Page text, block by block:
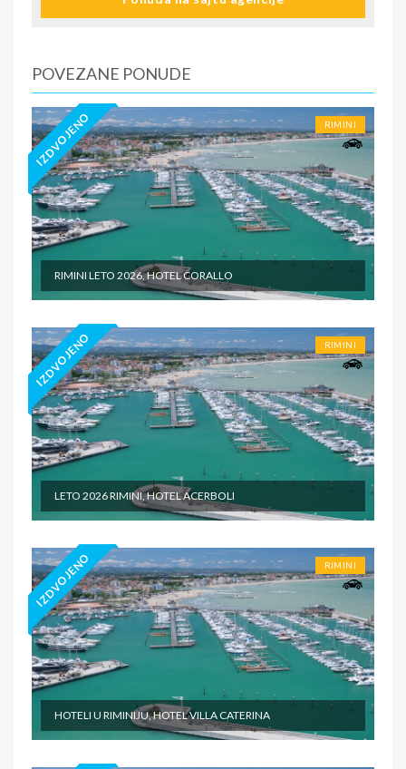
Tiara Holidaysje da putnik poseduje navedeno
POVEZANE PONUDE
IZDVOJENO RIMINI
RIMINI LETO 2026, HOTEL CORALLO
IZDVOJENO RIMINI
LETO 2026 RIMINI, HOTEL ACERBOLI
IZDVOJENO RIMINI
HOTELI U RIMINIJU, HOTEL VILLA CATERINA